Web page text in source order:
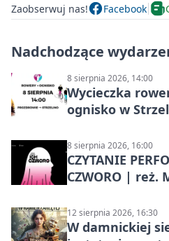
Zaobserwuj nas! Facebook
Nadchodzące
8 sierpnia 2026, 14:00
Wycieczka
ognisko w
8 sierpnia 2026, 16:00
CZYTANIE
CZWORO | reż.
12 sierpnia 2026, 16:30
W damnickiej